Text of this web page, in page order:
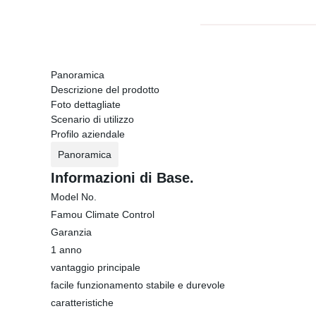
Panoramica
Descrizione del prodotto
Foto dettagliate
Scenario di utilizzo
Profilo aziendale
Panoramica
Informazioni di Base.
Model No.
Famou Climate Control
Garanzia
1 anno
vantaggio principale
facile funzionamento stabile e durevole
caratteristiche